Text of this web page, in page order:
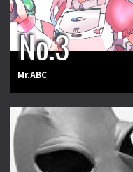
Mr.ABC